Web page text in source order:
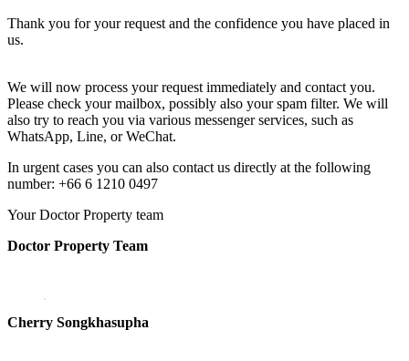
Thank you for your request and the confidence you have placed in
us.
We will now process your request immediately and contact you.
Please check your mailbox, possibly also your spam filter. We will
also try to reach you via various messenger services, such as
WhatsApp, Line, or WeChat.
In urgent cases you can also contact us directly at the following
number: +66 6 1210 0497
Your Doctor Property team
Doctor Property Team
Cherry Songkhasupha